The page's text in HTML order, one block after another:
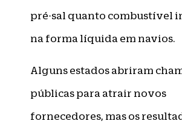
pré-sal quanto combustível
na forma líquida em navios.
Alguns estados abriram
públicas para atrair novos
fornecedores, mas os